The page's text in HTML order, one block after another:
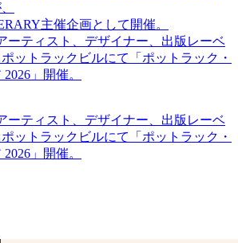
主催企画として開催。
ーティスト、デザイナー、出版レーベ
ットラックビルにて「ポットラック・
」開催。
ーティスト、デザイナー、出版レーベ
ットラックビルにて「ポットラック・
」開催。